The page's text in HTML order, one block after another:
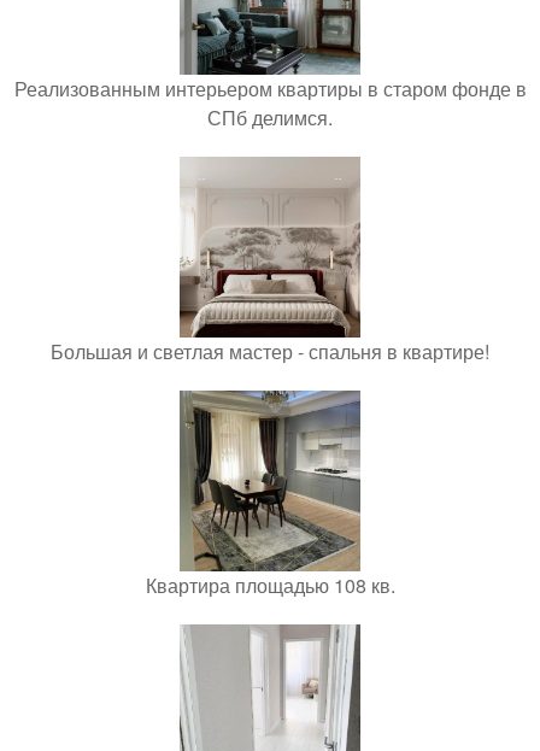
Реализованным интерьером квартиры в старом фонде в
СПб делимся.
Большая и светлая мастер - спальня в квартире!
Квартира площадью 108 кв.